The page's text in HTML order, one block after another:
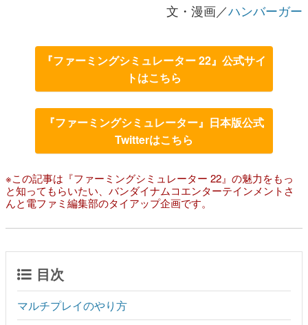
文・漫画／ハンバーガー
『ファーミングシミュレーター 22』公式サイ
トはこちら
『ファーミングシミュレーター』日本版公式
Twitterはこちら
※この記事は『ファーミングシミュレーター 22』の魅力をもっ
と知ってもらいたい、バンダイナムコエンターテインメントさ
んと電ファミ編集部のタイアップ企画です。
目次
マルチプレイのやり方